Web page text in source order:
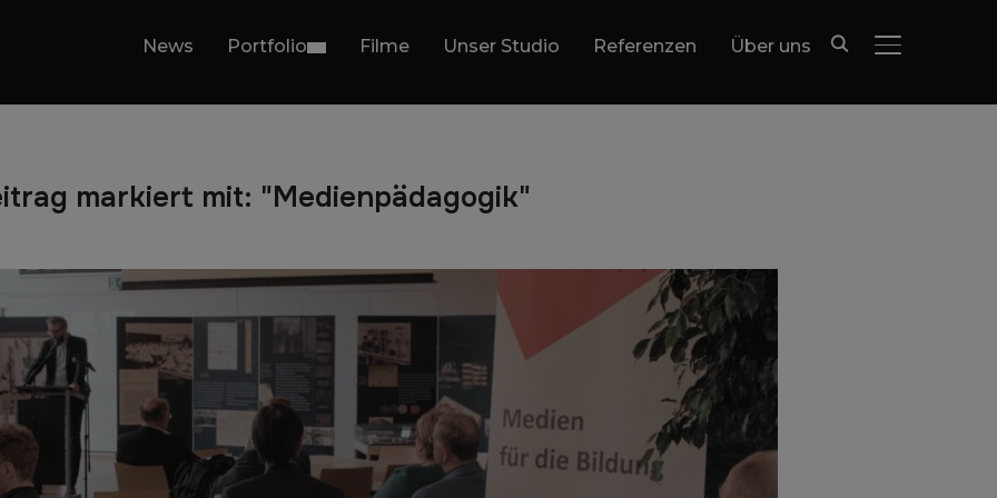
News Portfolio Filme Unser Studio Referenzen Über uns
markiert mit: "Medienpädagogik"